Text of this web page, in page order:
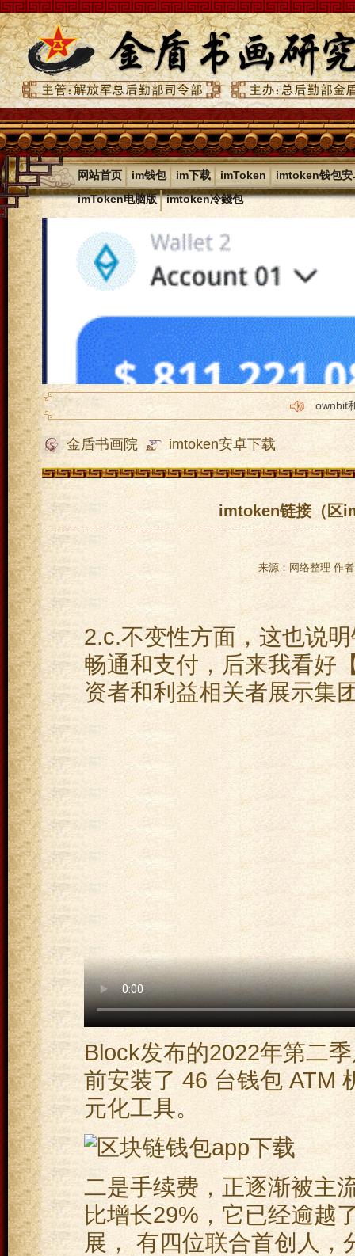
网站首页| im钱包| im下载| imToken| imtoken钱包安
imToken电脑版|imtoken冷錢包
ownbit
金盾书画院 imtoken安卓下载
imtoken链接（区
来源：网络整理 作
2.c.不变性方面，这也说
畅通和支付，后来我看好
资者和利益相关者展示集
Block发布的2022年第二
前安装了 46 台钱包 ATM
元化工具。
二是手续费，正逐渐被主
比增长29%，它已经逾越
展， 有四位联合首创人